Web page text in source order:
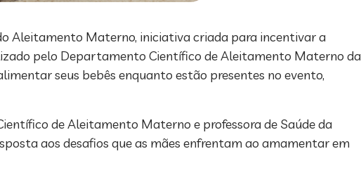
Aleitamento Materno, iniciativa criada para incentivar a
pelo Departamento Científico de Aleitamento Materno da
seus bebês enquanto estão presentes no evento,
de Aleitamento Materno e professora de Saúde da
aos desafios que as mães enfrentam ao amamentar em